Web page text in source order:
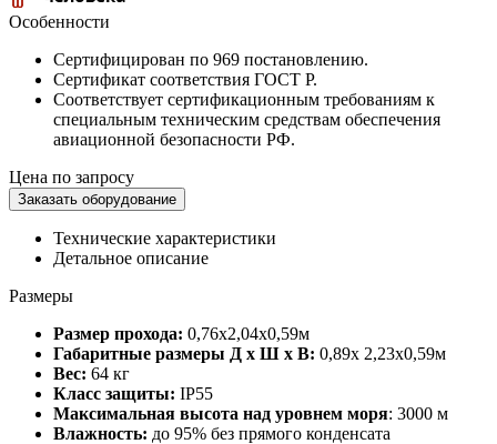
Особенности
Сертифицирован по 969 постановлению.
Сертификат соответствия ГОСТ Р.
Соответствует сертификационным требованиям к
специальным техническим средствам обеспечения
авиационной безопасности РФ.
Цена по запросу
Заказать оборудование
Технические характеристики
Детальное описание
Размеры
Размер прохода: 0,76х2,04х0,59м
Габаритные размеры Д х Ш х В: 0,89х 2,23х0,59м
Вес: 64 кг
Класс защиты: IP55
Максимальная высота над уровнем моря: 3000 м
Влажность: до 95% без прямого конденсата